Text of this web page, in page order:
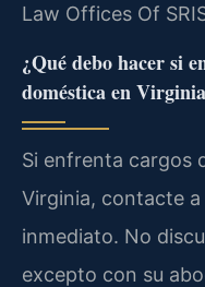
Law Offices Of
¿Qué debo hacer si
doméstica en
Si enfrenta cargos
Virginia, contacte
inmediato. No
excepto con su